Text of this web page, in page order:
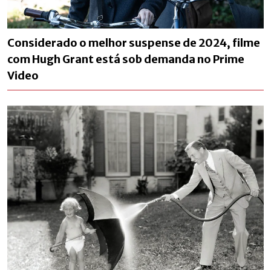
Considerado o melhor suspense de 2024, filme
com Hugh Grant está sob demanda no Prime
Video